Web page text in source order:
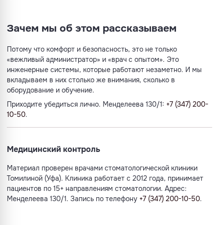
Зачем мы об этом рассказываем
Потому что комфорт и безопасность, это не только
«вежливый администратор» и «врач с опытом». Это
инженерные системы, которые работают незаметно. И мы
вкладываем в них столько же внимания, сколько в
оборудование и обучение.
Приходите убедиться лично. Менделеева 130/1: +7 (347) 200-
10-50.
Медицинский контроль
Материал проверен врачами стоматологической клиники
Томилиной (Уфа). Клиника работает с 2012 года, принимает
пациентов по 15+ направлениям стоматологии. Адрес:
Менделеева 130/1. Запись по телефону +7 (347) 200-10-50.